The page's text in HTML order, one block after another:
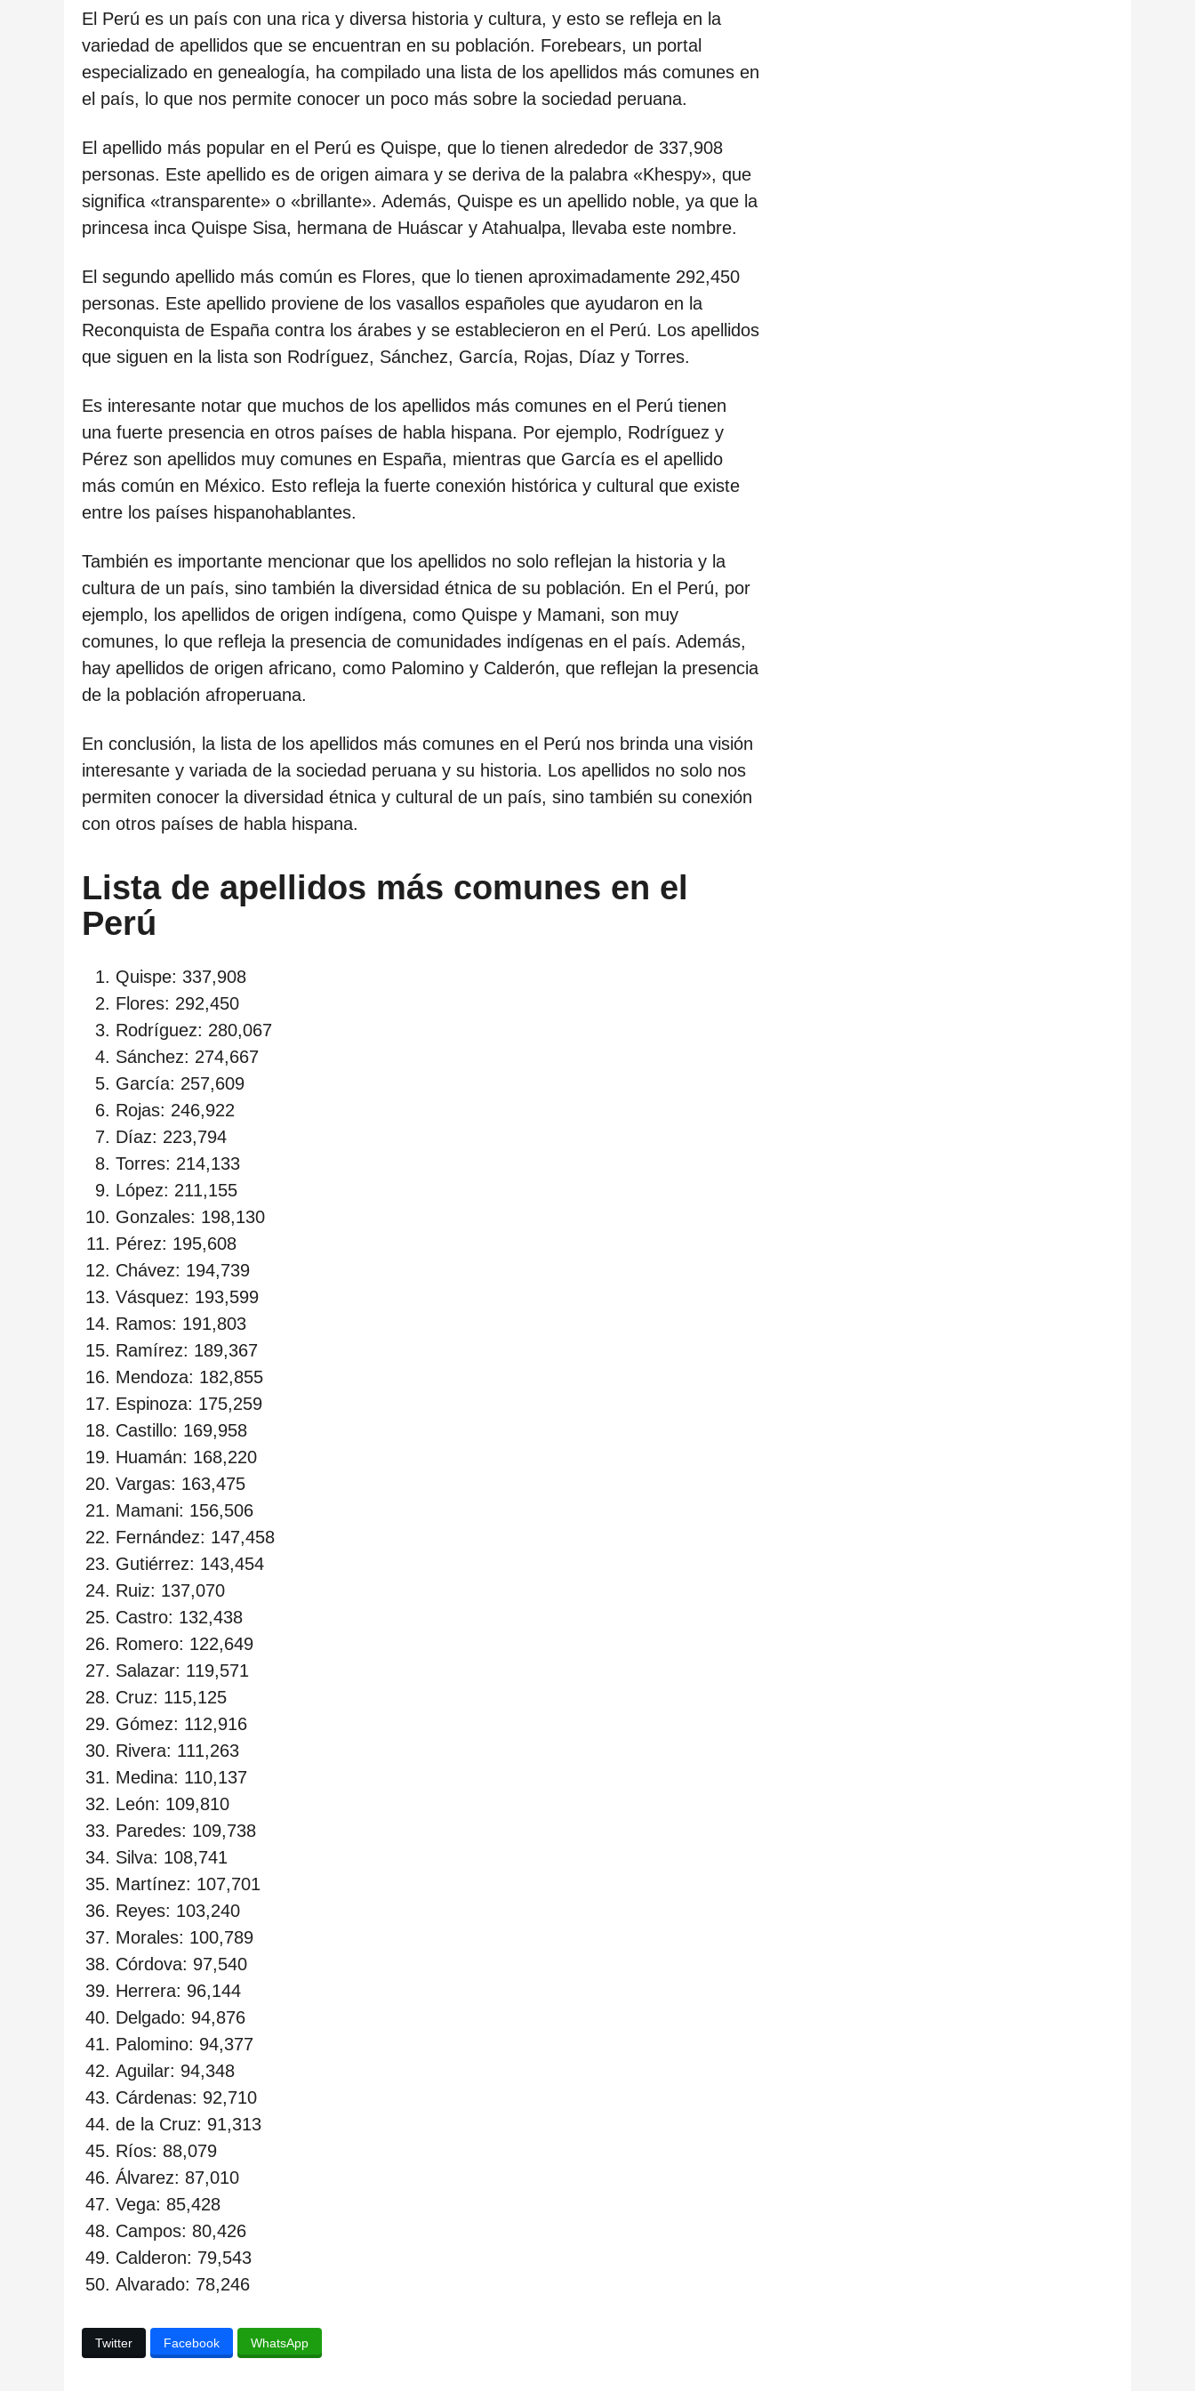
o
s
d
e
e
a
p
u
b
l
c
a
c
i
ó
El Perú es un país con una rica y diversa historia y cultura, y esto se refleja en la
variedad de apellidos que se encuentran en su población. Forebears, un portal
especializado en genealogía, ha compilado una lista de los apellidos más comunes en
el país, lo que nos permite conocer un poco más sobre la sociedad peruana.
El apellido más popular en el Perú es Quispe, que lo tienen alrededor de 337,908
personas. Este apellido es de origen aimara y se deriva de la palabra «Khespy», que
significa «transparente» o «brillante». Además, Quispe es un apellido noble, ya que la
princesa inca Quispe Sisa, hermana de Huáscar y Atahualpa, llevaba este nombre.
El segundo apellido más común es Flores, que lo tienen aproximadamente 292,450
personas. Este apellido proviene de los vasallos españoles que ayudaron en la
Reconquista de España contra los árabes y se establecieron en el Perú. Los apellidos
que siguen en la lista son Rodríguez, Sánchez, García, Rojas, Díaz y Torres.
Es interesante notar que muchos de los apellidos más comunes en el Perú tienen
una fuerte presencia en otros países de habla hispana. Por ejemplo, Rodríguez y
Pérez son apellidos muy comunes en España, mientras que García es el apellido
más común en México. Esto refleja la fuerte conexión histórica y cultural que existe
entre los países hispanohablantes.
También es importante mencionar que los apellidos no solo reflejan la historia y la
cultura de un país, sino también la diversidad étnica de su población. En el Perú, por
ejemplo, los apellidos de origen indígena, como Quispe y Mamani, son muy
comunes, lo que refleja la presencia de comunidades indígenas en el país. Además,
hay apellidos de origen africano, como Palomino y Calderón, que reflejan la presencia
de la población afroperuana.
En conclusión, la lista de los apellidos más comunes en el Perú nos brinda una visión
interesante y variada de la sociedad peruana y su historia. Los apellidos no solo nos
permiten conocer la diversidad étnica y cultural de un país, sino también su conexión
con otros países de habla hispana.
Lista de apellidos más comunes en el
Perú
Quispe: 337,908
Flores: 292,450
Rodríguez: 280,067
Sánchez: 274,667
García: 257,609
Rojas: 246,922
Díaz: 223,794
Torres: 214,133
López: 211,155
Gonzales: 198,130
Pérez: 195,608
Chávez: 194,739
Vásquez: 193,599
Ramos: 191,803
Ramírez: 189,367
Mendoza: 182,855
Espinoza: 175,259
Castillo: 169,958
Huamán: 168,220
Vargas: 163,475
Mamani: 156,506
Fernández: 147,458
Gutiérrez: 143,454
Ruiz: 137,070
Castro: 132,438
Romero: 122,649
Salazar: 119,571
Cruz: 115,125
Gómez: 112,916
Rivera: 111,263
Medina: 110,137
León: 109,810
Paredes: 109,738
Silva: 108,741
Martínez: 107,701
Reyes: 103,240
Morales: 100,789
Córdova: 97,540
Herrera: 96,144
Delgado: 94,876
Palomino: 94,377
Aguilar: 94,348
Cárdenas: 92,710
de la Cruz: 91,313
Ríos: 88,079
Álvarez: 87,010
Vega: 85,428
Campos: 80,426
Calderon: 79,543
Alvarado: 78,246
Twitter Facebook WhatsApp